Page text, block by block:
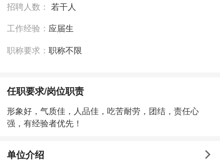
招聘人数：若干人
工作经验： 应届生
职称要求：职称不限
任职要求/岗位职责
形象好，气质佳，人品佳，吃苦耐劳，团结，责任心
强，有经验者优先！
单位介绍